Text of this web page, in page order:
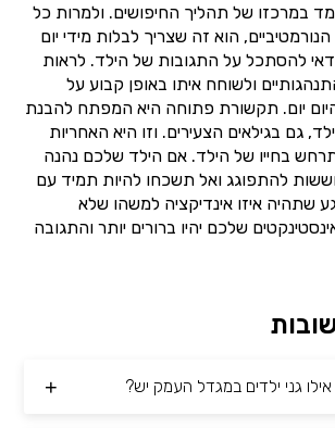
במרכזו של תהליך החיפושים. ולמרות כל
הוא זה שצריך לבלות מידי יום
להסתכל על התגובות של הילד. לראות
ולשוחח איתו באופן קבוע על
יום. תקשורת פתוחה היא המפתח להבנת
גם בגילאים הצעירים. וזו היא האחריות
בחייו של הילד. אם הילד שלכם נהנה
להתפוגג ואל תשכחו להיות תמיד עם
שתהיה איזו אינדיקציה למשהו שלא
שלכם יהיו ברורים יותר והתגובה
גני ילדים במגדל העמק יש?